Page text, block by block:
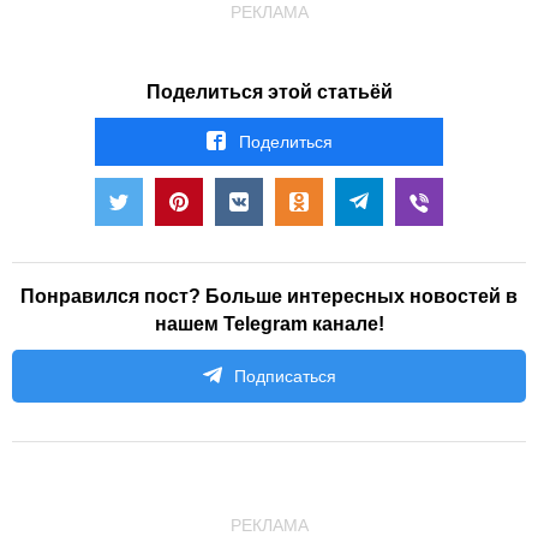
РЕКЛАМА
Поделиться этой статьёй
Поделиться
Понравился пост? Больше интересных новостей в
нашем Telegram канале!
Подписаться
РЕКЛАМА